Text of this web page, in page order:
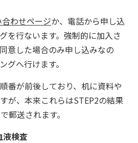
わせページか、電話から申し込
を行ないます。強制的に加入さ
意した場合のみ申し込みなの
グへ行けます。
番が前後しており、机に資料や
が、本来これらはSTEP2の結果
郵送されます。
液検査